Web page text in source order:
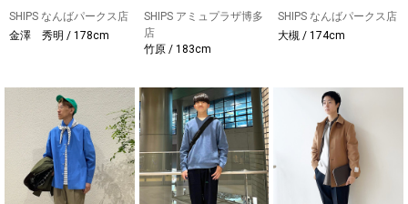
SHIPS なんばパークス店
金澤 秀明 / 178cm
SHIPS アミュプラザ博多
店
竹原 / 183cm
SHIPS なんばパークス店
大槻 / 174cm